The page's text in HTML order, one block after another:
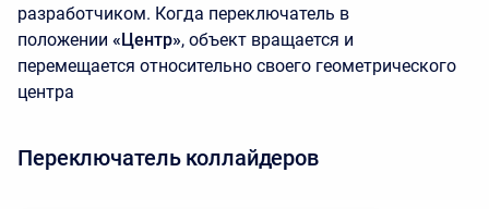
разработчиком. Когда переключатель в
положении «Центр», объект вращается и
перемещается относительно своего геометрического
центра
Переключатель коллайдеров